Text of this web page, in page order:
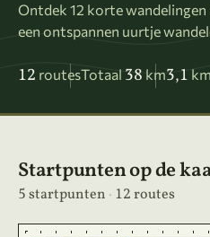
Ontdek 12 korte
een ontspannen uurtje
12 routesTotaal 38 km3,1
Startpunten op de
5 startpunten · 12 routes